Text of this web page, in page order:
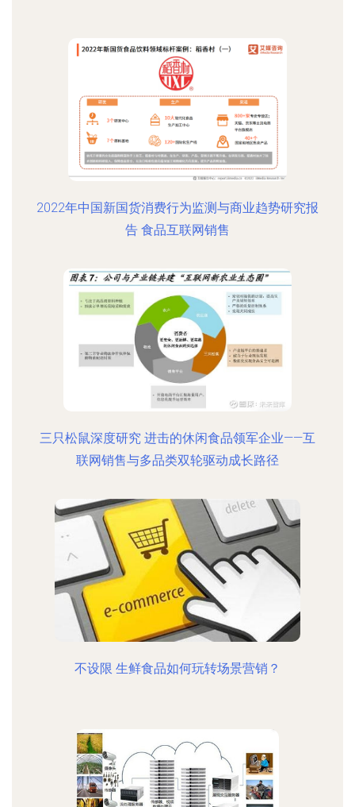
2022年中国新国货消费行为监测与商业趋势研究报
告 食品互联网销售
三只松鼠深度研究 进击的休闲食品领军企业——互
联网销售与多品类双轮驱动成长路径
不设限 生鲜食品如何玩转场景营销？